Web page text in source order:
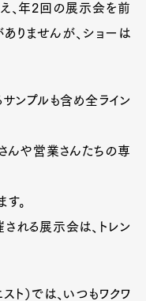
、年2回の展示会を前
りませんが、ショーは
ンプルも含め全ライン
んや営業さんたちの専
。
れる展示会は、トレン
）では、いつもワクワ